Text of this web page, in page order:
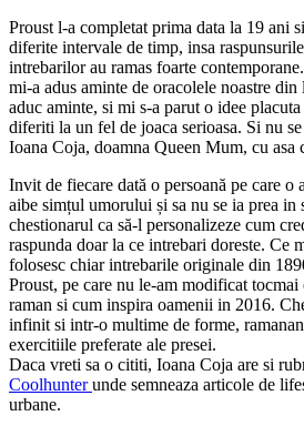
Proust l-a completat prima data la 19 ani
diferite intervale de timp, insa
intrebarilor au ramas foarte
mi-a adus aminte de oracolele noastre
aduc aminte, si mi s-a parut o idee
diferiti la un fel de joaca serioasa. Si nu
Ioana Coja, doamna Queen Mum, cu asa
Invit de fiecare dată o persoană pe care o
aibe simțul umorului și sa nu se ia prea in
chestionarul ca să-l personalizeze cum
raspunda doar la ce intrebari doreste. Ce
folosesc chiar intrebarile originale din
Proust, pe care nu le-am modificat tocmai
raman si cum inspira oamenii in 2016.
infinit si intr-o multime de forme,
exercitiile preferate ale presei.
Daca vreti sa o cititi, Ioana Coja are si
Coolhunterunde semneaza articole de
urbane.